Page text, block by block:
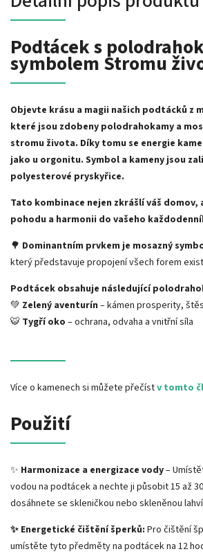
Podtácek s
symbolem Stromu
Objevte krásu a magii našich podtácků z
které jsou zdobeny polodrahokamy a
stromu života. Díky tomu se energie
jako u orgonitu. Symbol a kameny jsou
polyesterové pryskyřice.
Tato kombinace nejen zkrášlí váš
pohodu a harmonii do vašeho
🌳 Dominantním prvkem je mosazný
který představuje propojení všech forem
Podtácek obsahuje následující
💚 Zelený aventurín – kámen prosperity,
🐯 Tygří oko – ochrana, odvaha a vnitřní síla
Více o kamenech si můžete přečístv tomto
Použití
✨ Harmonizace a energizace vody–
vodou na podtácek a nechte ji působit 15 až
dosáhnete se skleničkou nebo skleněnou
✨ Energetické čištění šperků: Pro čištění
umístěte tyto předměty na podtácek na 12